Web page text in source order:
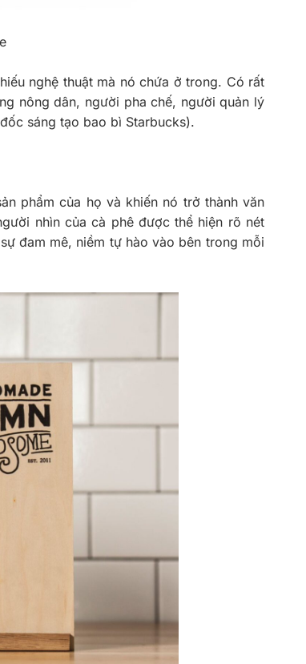
nghệ thuật mà nó chứa ở trong. Có rất
nông dân, người pha chế, người quản lý
sáng tạo bao bì Starbucks).
phẩm của họ và khiến nó trở thành văn
nhìn của cà phê được thể hiện rõ nét
đam mê, niềm tự hào vào bên trong mỗi